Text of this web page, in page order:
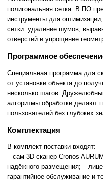
полигональная сетка. В ПО
инструменты для
сетки: удаление шумов,
отверстий и упрощение
Программное
Специальная программа для
от установки объекта до
несколько шагов.
алгоритмы обработки делают
пользователей без глубоких
Комплектация
В комплект поставки входят:
– сам 3D сканер Cronos
надёжного размещения; –
гарантийное обслуживание и